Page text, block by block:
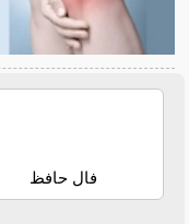
فال حافظ